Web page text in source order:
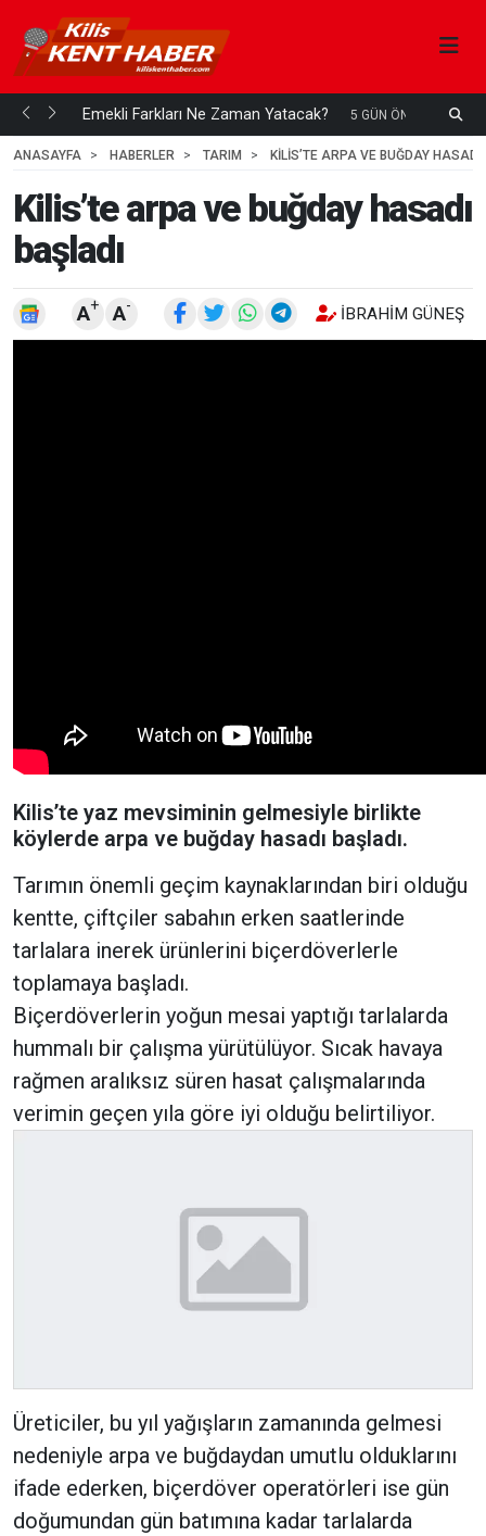
mi... Emekli Farkları Ne Zaman Yatacak? 5 GÜN ÖNCE
ANASAYFA
HABERLER TARIM KILIS’TE ARPA VE BUĞDAY
Kilis’te arpa ve buğday hasadı
başladı
A+ A- İBRAHIM GÜNEŞ
Kilis’te yaz mevsiminin gelmesiyle birlikte
köylerde arpa ve buğday hasadı başladı.
Tarımın önemli geçim kaynaklarından biri olduğu
kentte, çiftçiler sabahın erken saatlerinde
tarlalara inerek ürünlerini biçerdöverlerle
toplamaya başladı.
Biçerdöverlerin yoğun mesai yaptığı tarlalarda
hummalı bir çalışma yürütülüyor. Sıcak havaya
rağmen aralıksız süren hasat çalışmalarında
verimin geçen yıla göre iyi olduğu belirtiliyor.
Üreticiler, bu yıl yağışların zamanında gelmesi
nedeniyle arpa ve buğdaydan umutlu olduklarını
ifade ederken, biçerdöver operatörleri ise gün
doğumundan gün batımına kadar tarlalarda